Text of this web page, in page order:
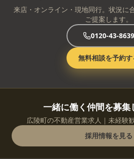
来店・オンライン・現地同行。状況に
ご提案します。
0120-43-8639
無料相談を予約す
一緒に働く仲間を募集
広陵町の不動産営業求人｜未経験
採用情報を見る